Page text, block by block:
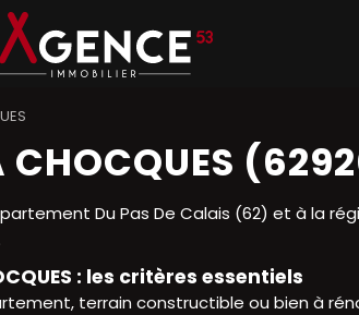
CHOCQUES
Du Pas De Calais (62) et à la
: les critères essentiels
terrain constructible ou bien à